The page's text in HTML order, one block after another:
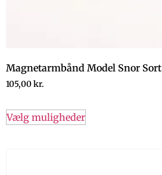
Magnetarmbånd Model Snor Sort
105,00kr.
Vælg muligheder